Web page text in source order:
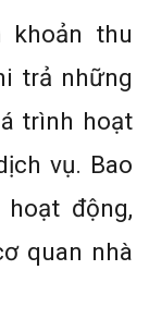
khoản thu
trả những
trình hoạt
vụ. Bao
động,
quan nhà